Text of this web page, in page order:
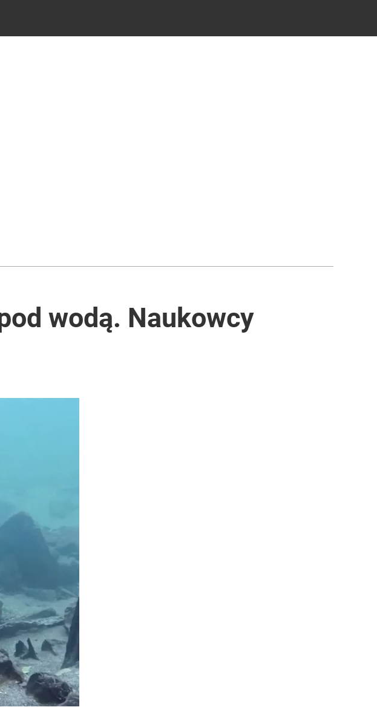
wodą. Naukowcy